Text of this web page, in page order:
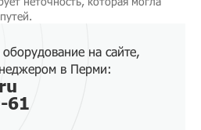
на сайте,
в Перми:
61